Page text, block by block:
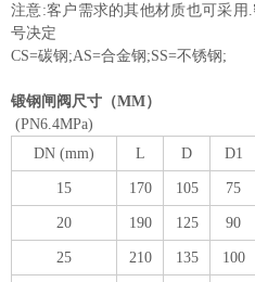
注意:客户需求的其他材质也可采
号决定
CS=碳钢;AS=合金钢;SS=不锈钢;
锻钢闸阀 尺寸（MM）
(PN6.4MPa)
DN (mm)
L D D1
15 170 105 75
20 190 125 90
25 210 135 100